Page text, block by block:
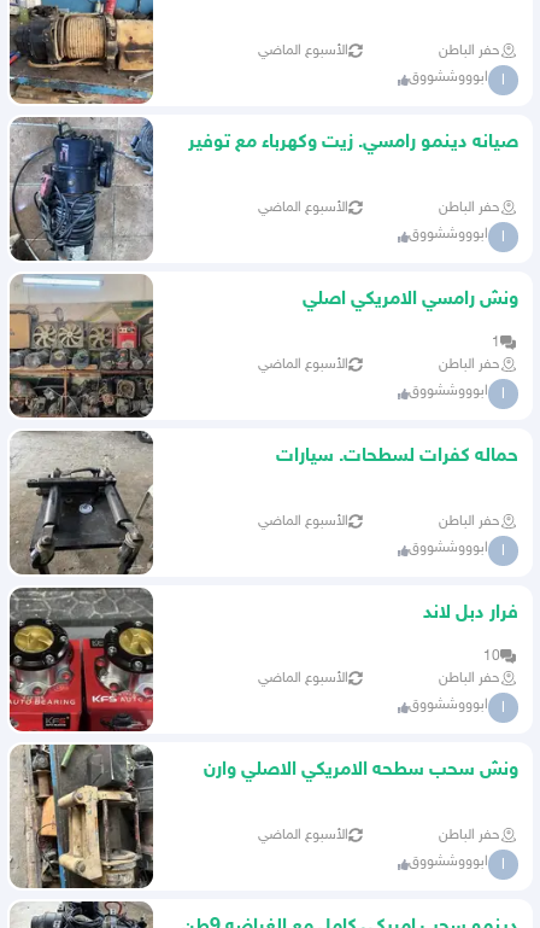
حفر الباطن الأسبوع الماضي
ا ابوووششووق
صيانه دينمو رامسي. زيت وكهرباء مع توفير
حفر الباطن الأسبوع الماضي
ا ابوووششووق
ونش رامسي الامريكي اصلي
1
حفر الباطن
الأسبوع الماضي
ا ابوووششووق
حماله كفرات لسطحات. سيارات
حفر الباطن الأسبوع الماضي
ا ابوووششووق
فرار دبل لاند
10
حفر الباطن
الأسبوع الماضي
ا ابوووششووق
ونش سحب سطحه الامريكي الاصلي وارن
حفر الباطن الأسبوع الماضي
ا ابوووششووق